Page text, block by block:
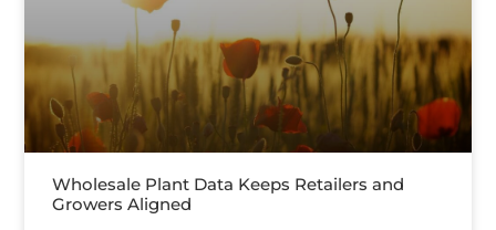
Wholesale Plant Data Keeps Retailers and
Growers Aligned